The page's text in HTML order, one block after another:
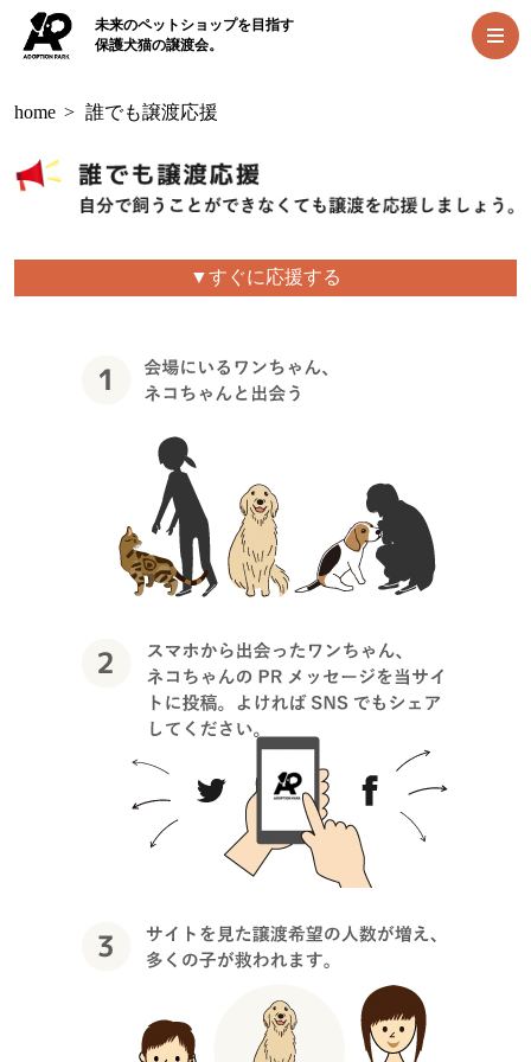
未来のペットショップを目指す
保護犬猫の譲渡会。
home > 誰でも譲渡応援
▼すぐに応援する